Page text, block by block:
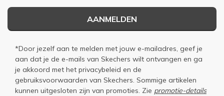
AANMELDEN
*Door jezelf aan te melden met jouw e-mailadres, geef je
aan dat je de e-mails van Skechers wilt ontvangen en ga
je akkoord met het privacybeleid en de
gebruiksvoorwaarden van Skechers. Sommige artikelen
kunnen uitgesloten zijn van promoties. Zie promotie-details